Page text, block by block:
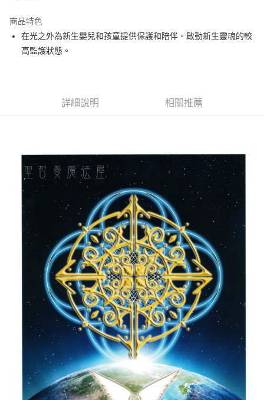
Apple Pay
街口支付
每筆NT$80，滿NT$3,000(含以上)免運費
7-11取貨付款
每筆NT$80，滿NT$3,000(含以上)免運費
賣家宅配幫您送（台灣）
每筆NT$80，滿NT$3,000(含以上)免運費
郵局幫你送（離島）
每筆NT$80，滿NT$3,000(含以上)免運費
付款後門市自取
商品特色
在光之外為新生嬰兒和孩童提供保護和陪伴。啟動新生靈魂的較
高監護狀態。
詳細說明 相關推薦